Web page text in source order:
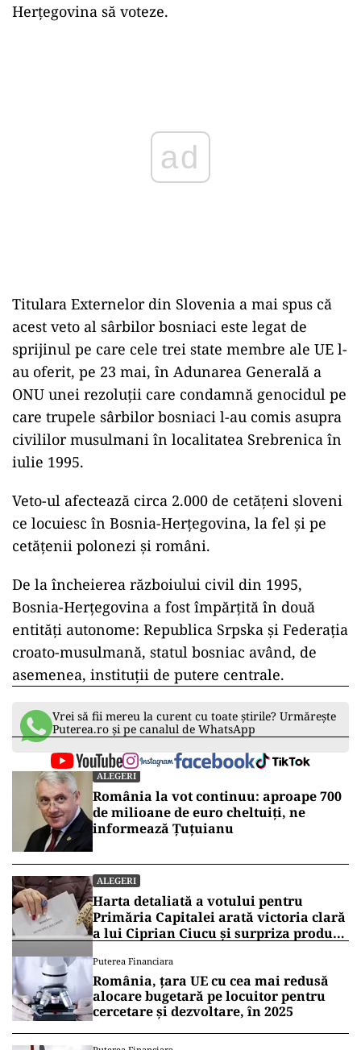
Herțegovina să voteze.
Titulara Externelor din Slovenia a mai spus că
acest veto al sârbilor bosniaci este legat de
sprijinul pe care cele trei state membre ale UE l-
au oferit, pe 23 mai, în Adunarea Generală a
ONU unei rezoluţii care condamnă genocidul pe
care trupele sârbilor bosniaci l-au comis asupra
civililor musulmani în localitatea Srebrenica în
iulie 1995.
Veto-ul afectează circa 2.000 de cetăţeni sloveni
ce locuiesc în Bosnia-Herţegovina, la fel şi pe
cetăţenii polonezi şi români.
De la încheierea războiului civil din 1995,
Bosnia-Herțegovina a fost împărțită în două
entități autonome: Republica Srpska și Federația
croato-musulmană, statul bosniac având, de
asemenea, instituţii de putere centrale.
Vrei să fii mereu la curent cu toate știrile? Urmărește
Puterea.ro și pe canalul de WhatsApp
ALEGERI
România la vot continuu: aproape 700
de milioane de euro cheltuiți, ne
informează Țuțuianu
ALEGERI
Harta detaliată a votului pentru
Primăria Capitalei arată victoria clară
a lui Ciprian Ciucu și surpriza produsă
Puterea Financiara
România, țara UE cu cea mai redusă
alocare bugetară pe locuitor pentru
cercetare și dezvoltare, în 2025